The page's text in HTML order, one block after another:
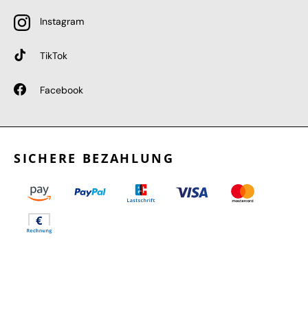
Instagram
TikTok
Facebook
SICHERE BEZAHLUNG